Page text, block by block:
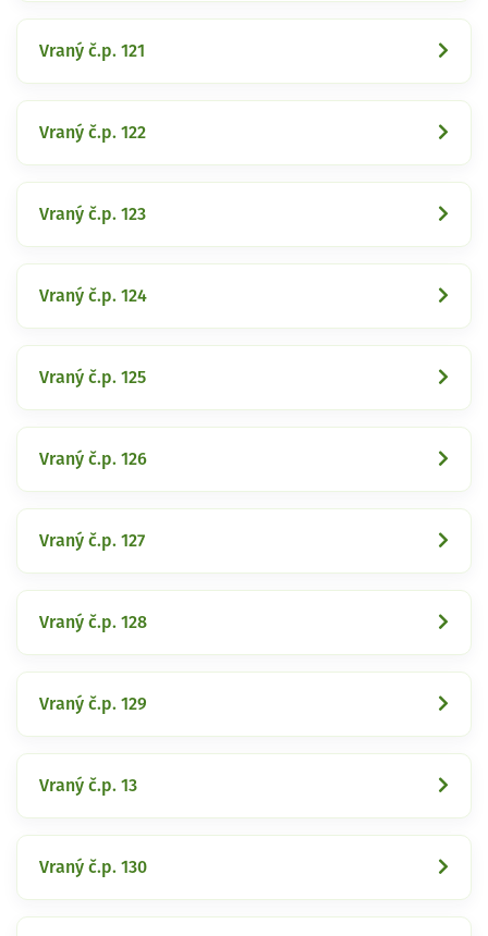
Vraný č.p. 121
Vraný č.p. 122
Vraný č.p. 123
Vraný č.p. 124
Vraný č.p. 125
Vraný č.p. 126
Vraný č.p. 127
Vraný č.p. 128
Vraný č.p. 129
Vraný č.p. 13
Vraný č.p. 130